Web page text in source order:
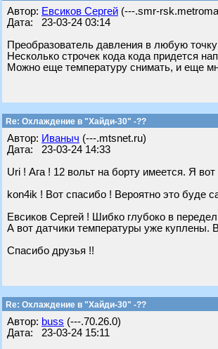
Автор: Евсиков Сергей (---.smr-
Дата: 23-03-24 03:14
Преобразователь давления в любую
Несколько строчек кода кода придется
Можно еще температуру снимать, и еще
Re: Охлаждение в "Хайди-30" -??
Автор: Иваныч (---.mtsnet.ru)
Дата: 23-03-24 14:33
Uri ! Ага ! 12 вольт на борту имеется. Я
kon4ik ! Вот спасибо ! Вероятно это буде
Евсиков Сергей ! Шибко глубоко в
А вот датчики температуры уже куплены.
Спасибо друзья !!
Re: Охлаждение в "Хайди-30" -??
Автор: buss (---.70.26.0)
Дата: 23-03-24 15:11